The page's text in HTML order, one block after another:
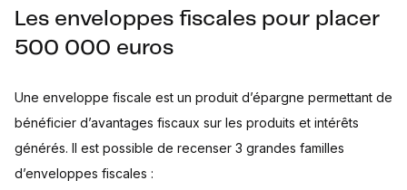
Les enveloppes fiscales pour placer
500 000 euros
Une enveloppe fiscale est un produit d’épargne permettant de
bénéficier d’avantages fiscaux sur les produits et intérêts
générés. Il est possible de recenser 3 grandes familles
d’enveloppes fiscales :